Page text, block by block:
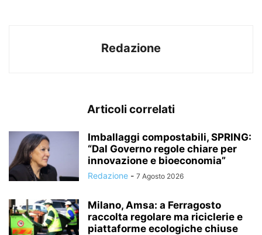
Redazione
Articoli correlati
Imballaggi compostabili, SPRING:
“Dal Governo regole chiare per
innovazione e bioeconomia”
Redazione - 7 Agosto 2026
Milano, Amsa: a Ferragosto
raccolta regolare ma riciclerie e
piattaforme ecologiche chiuse